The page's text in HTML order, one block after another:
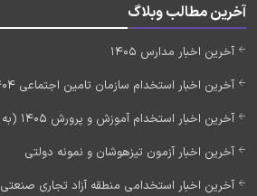
آخرین مطالب وبلاگ
آخرین اخبار مدارس 1405
آخرین اخبار استخدام سازمان تامین اجتماعی 1404 (به زودی)
آخرین اخبار استخدام آموزش و پرورش 1405 (به زودی)
آخرین اخبار آزمون تیزهوشان و نمونه دولتی
آخرین اخبار استخدامی منطقه آزاد تجاری صنعتی 1405